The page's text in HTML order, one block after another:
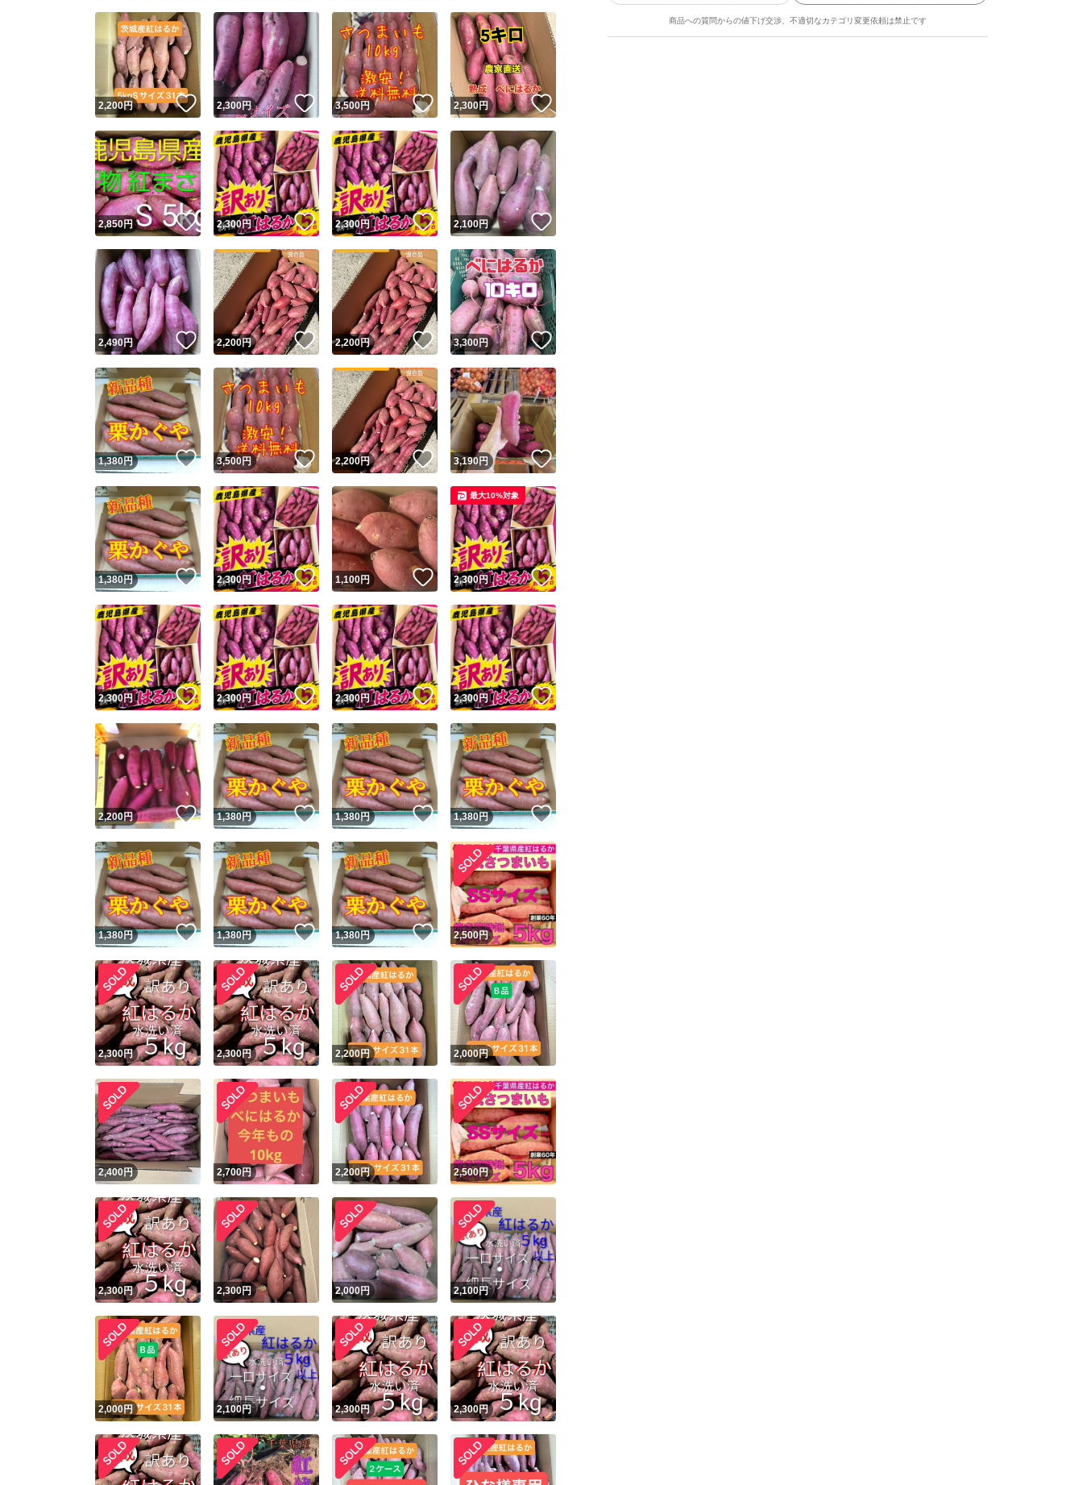
ユーザーの実績について
Yahoo!フリマが定めた一定の基準を満たしたユーザーにバッジを付与しています
安心取引出品者
安心取引出品者 Yahoo!フリマの基準をクリアした安心・安全なユーザーです
取引実績
取引実績◯+ このユーザーはYahoo!フリマの取引を完了させた実績があります
他フリマ実績◯+ このユーザーは他フリマサービスでの取引実績があります
スピード&安心発送
※このバッジは実績に基づく表示であり、発送を保証しているものではありません
スピード＆安心発送
このユーザーは高頻度で24時間以内＆設定した発送日数内に発送してい
ます
スピード発送 このユーザーは高頻度で24時間以内に発送しています
安心発送 このユーザーは設定した発送日数内に発送しています
商品への質問からの値下げ交渉、不適切なカテゴリ変更依頼は禁止です
この商品の情報をコピーします
商品画像の無断転載は禁止されています
コピーは1商品につき1回です
出品ページへ
キャンセル
2,200円 いいね！
2,300円 いいね！
3,500円 いいね！
2,300円
2,850円 いいね！
2,300円 いいね！
2,300円 いいね！
2,100円
2,490円 いいね！
2,200円 いいね！
2,200円 いいね！
3,300円 いいね！
1,380円 いいね！
3,500円 いいね！
2,200円 いいね！
3,190円 いいね！
1,380円 いいね！
2,300円 いいね！
1,100円 いいね！
2,300円 いいね！
最大10%対象
2,300円 いいね！
2,300円 いいね！
2,300円 いいね！
2,300円 いいね！
2,200円 いいね！
1,380円 いいね！
1,380円 いいね！
1,380円 いいね！
1,380円 いいね！
1,380円 いいね！
1,380円 いいね！
2,500円
2,300円 2,300円 2,200円 2,000円
2,400円 2,700円 2,200円 2,500円
2,300円 2,300円 2,000円 2,100円
2,000円 2,100円 2,300円 2,300円